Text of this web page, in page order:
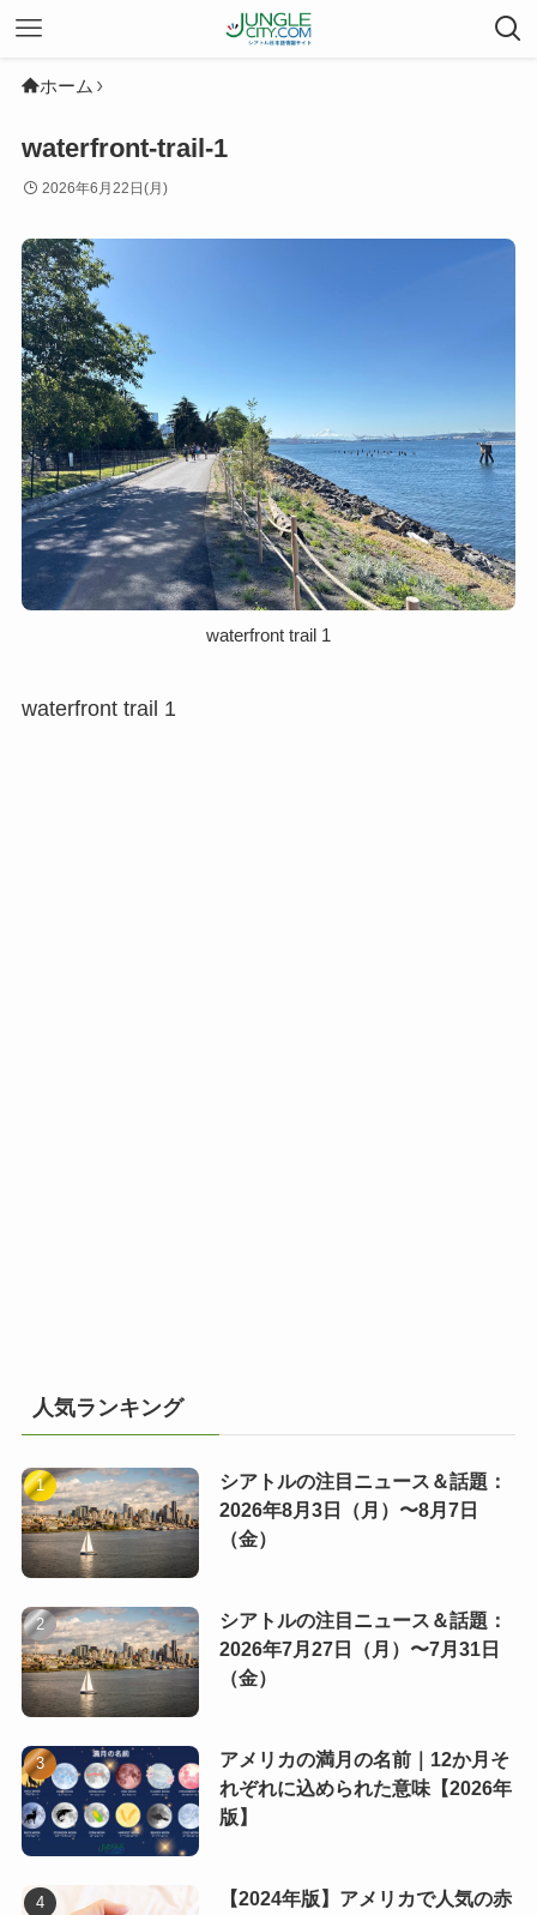
ホーム
waterfront-trail-1
2026年6月22日(月)
waterfront trail 1
waterfront trail 1
人気ランキング
シアトルの注目ニュース＆話題：
2026年8月3日（月）〜8月7日
（金）
シアトルの注目ニュース＆話題：
2026年7月27日（月）〜7月31日
（金）
アメリカの満月の名前｜12か月そ
れぞれに込められた意味【2026年
版】
【2024年版】アメリカで人気の赤